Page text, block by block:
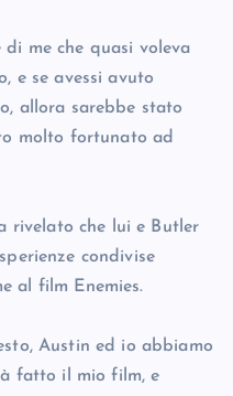
di me che quasi voleva
e se avessi avuto
allora sarebbe stato
molto fortunato ad
rivelato che lui e Butler
condivise
al film Enemies.
Austin ed io abbiamo
fatto il mio film, e